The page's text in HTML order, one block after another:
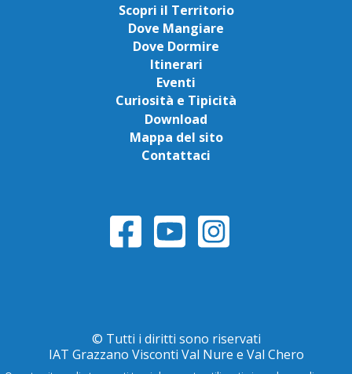
Scopri il Territorio
Dove Mangiare
Dove Dormire
Itinerari
Eventi
Curiosità e Tipicità
Download
Mappa del sito
Contattaci
© Tutti i diritti sono riservati
IAT Grazzano Visconti Val Nure e Val Chero